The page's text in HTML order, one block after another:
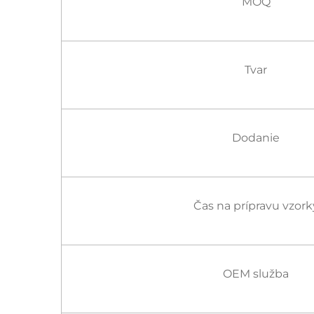
Tvar
Dodanie
Čas na prípravu
OEM služba